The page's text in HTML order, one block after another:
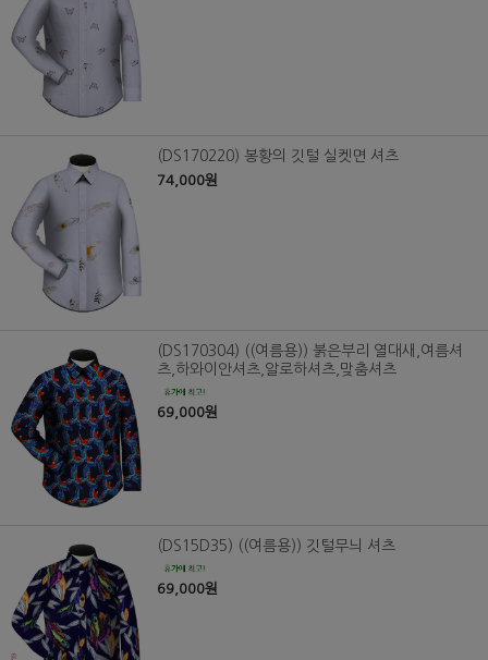
(DS170220) 봉황의 깃털 실켓면 셔츠
74,000원
(DS170304) ((여름용)) 붉은부리 열대새,여름셔
츠,하와이안셔츠,알로하셔츠,맞춤셔츠
69,000원
(DS15D35) ((여름용)) 깃털무늬 셔츠
69,000원